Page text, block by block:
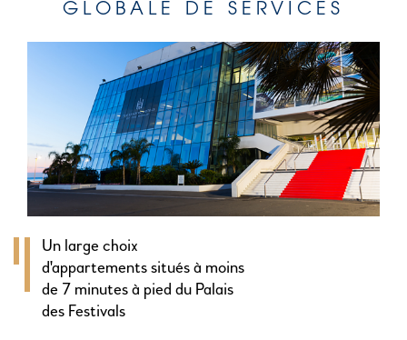
GLOBALE DE SERVICES
Un large choix
d'appartements situés à moins
de 7 minutes à pied du Palais
des Festivals